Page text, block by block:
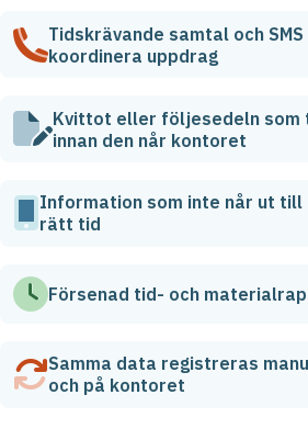
Tidskrävande samtal och
koordinera uppdrag
Kvittot eller följesedeln som
innan den når kontoret
Information som inte når ut
rätt tid
Försenad tid- och
Samma data registreras
och på kontoret